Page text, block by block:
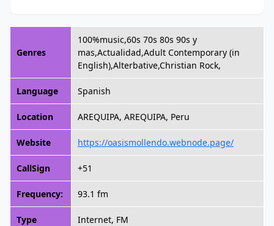
Genres
100%music,60s 70s 80s 90s y
mas,Actualidad,Adult Contemporary (in
English),Alterbative,Christian Rock,
Language Spanish
Location AREQUIPA, AREQUIPA, Peru
Website https://oasismollendo.webnode.page/
CallSign +51
Frequency: 93.1 fm
Type Internet, FM